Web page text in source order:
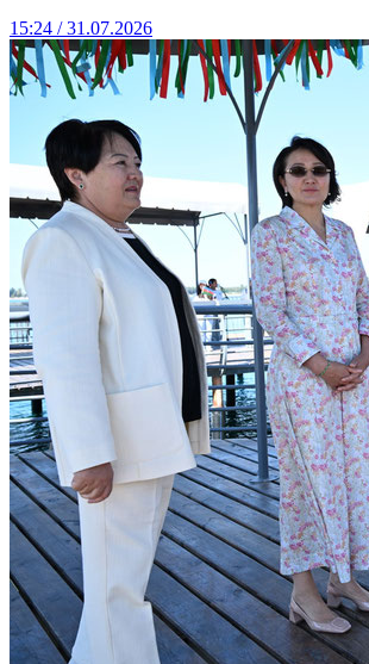
15:24 / 31.07.2026